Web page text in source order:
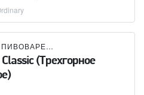
МОСКОВСКАЯ ПИВОВАРЕННАЯ КОМПАНИЯ (МПК)
(Трехгорное